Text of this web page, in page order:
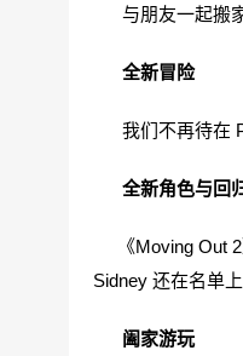
与朋友一起搬家
全新冒险
我们不再待在
全新角色与回
《Moving Out 2
Sidney 还在名单
阖家游玩